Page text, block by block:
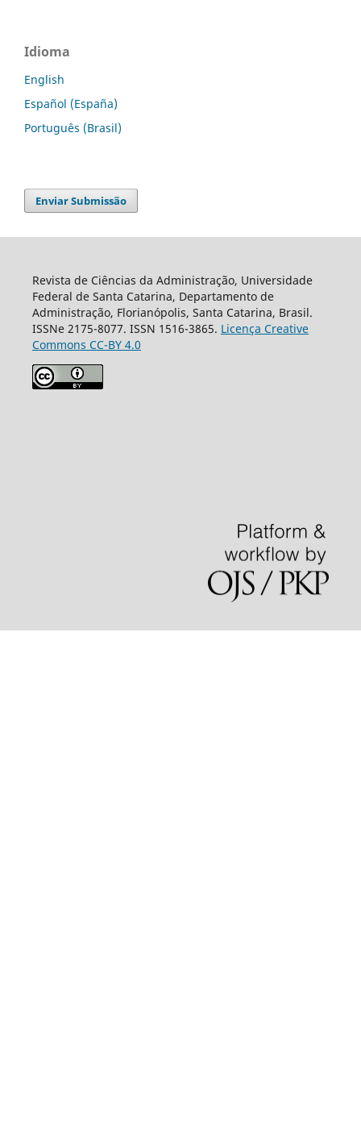
Idioma
English
Español (España)
Português (Brasil)
Enviar Submissão
Revista de Ciências da Administração, Universidade
Federal de Santa Catarina, Departamento de
Administração, Florianópolis, Santa Catarina, Brasil.
ISSNe 2175-8077. ISSN 1516-3865. Licença Creative
Commons CC-BY 4.0